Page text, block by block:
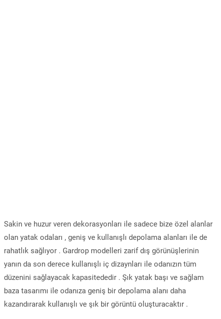
Sakin ve huzur veren dekorasyonları ile sadece bize özel alanlar
olan yatak odaları , geniş ve kullanışlı depolama alanları ile de
rahatlık sağlıyor . Gardrop modelleri zarif dış görünüşlerinin
yanın da son derece kullanışlı iç dizaynları ile odanızın tüm
düzenini sağlayacak kapasitededir . Şık yatak başı ve sağlam
baza tasarımı ile odanıza geniş bir depolama alanı daha
kazandırarak kullanışlı ve şık bir görüntü oluşturacaktır .